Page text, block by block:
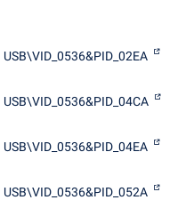
USB\VID_0536&PID_02EA
USB\VID_0536&PID_04CA
USB\VID_0536&PID_04EA
USB\VID_0536&PID_052A